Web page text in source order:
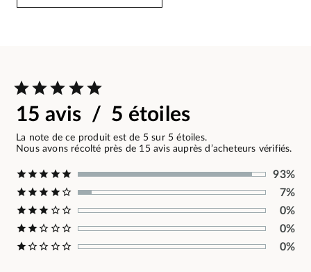
15 avis / 5 étoiles
La note de ce produit est de 5 sur 5 étoiles.
Nous avons récolté près de 15 avis auprès d’acheteurs vérifiés.
93%
7%
0%
0%
0%